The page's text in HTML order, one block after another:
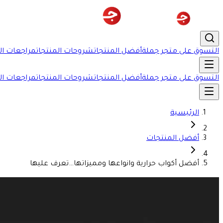
التسوق على متجر جملةأفضل المنتجاتشروحات المنتجاتمراجعات
التسوق على متجر جملةأفضل المنتجاتشروحات المنتجاتمراجعات
الرئيسية
أفضل المنتجات
أفضل أكواب حرارية وانواعها ومميزاتها…تعرف عليها